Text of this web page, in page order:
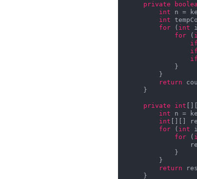
private
int n =
int
for ( int
for (
if
if
if
return
private int
int n =
int [][]
for ( int
for (
return